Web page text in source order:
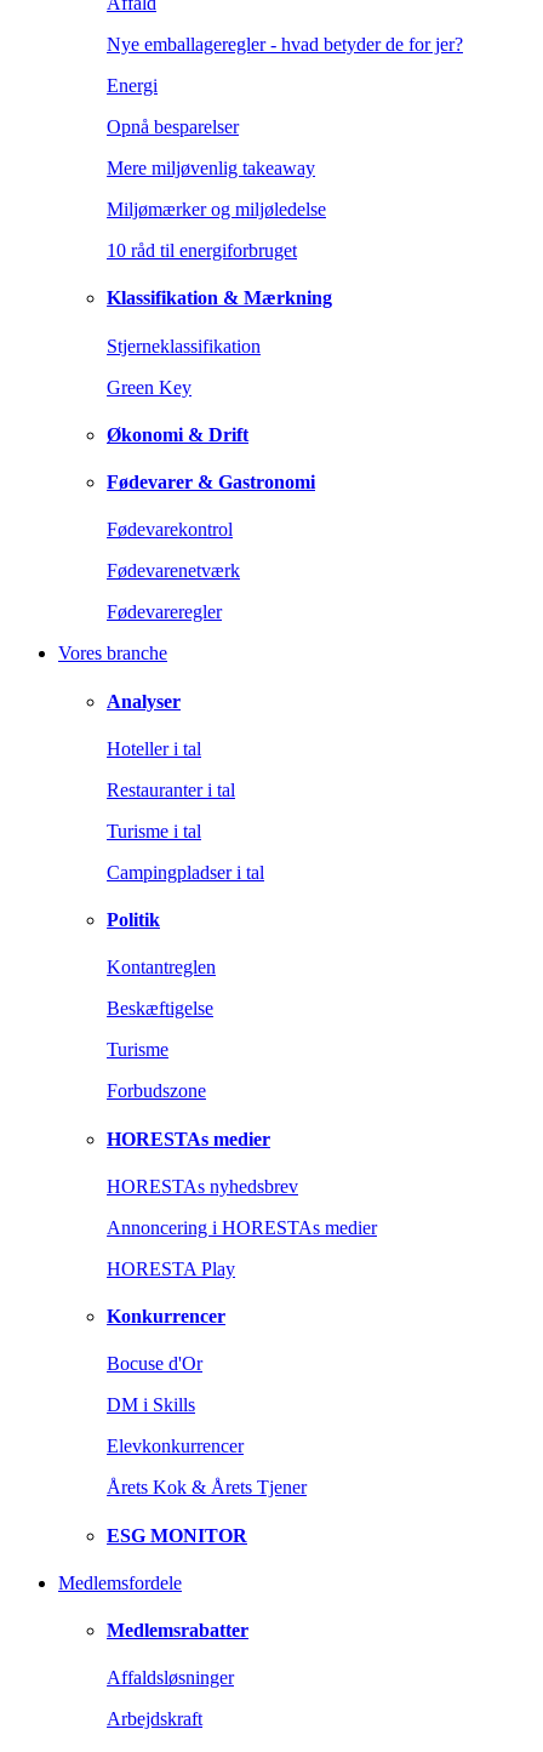
Nye emballageregler - hvad betyder de for jer?
Energi
Opnå besparelser
Mere miljøvenlig takeaway
Miljømærker og miljøledelse
10 råd til energiforbruget
Klassifikation & Mærkning
Stjerneklassifikation
Green Key
Økonomi & Drift
Fødevarer & Gastronomi
Fødevarekontrol
Fødevarenetværk
Fødevareregler
Vores branche
Analyser
Hoteller i tal
Restauranter i tal
Turisme i tal
Campingpladser i tal
Politik
Kontantreglen
Beskæftigelse
Turisme
Forbudszone
HORESTAs medier
HORESTAs nyhedsbrev
Annoncering i HORESTAs medier
HORESTA Play
Konkurrencer
Bocuse d'Or
DM i Skills
Elevkonkurrencer
Årets Kok & Årets Tjener
ESG MONITOR
Medlemsfordele
Medlemsrabatter
Affaldsløsninger
Arbejdskraft